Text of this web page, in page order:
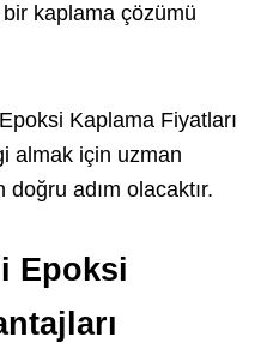
kaplama çözümü
Kaplama Fiyatları
almak için uzman
adım olacaktır.
Epoksi